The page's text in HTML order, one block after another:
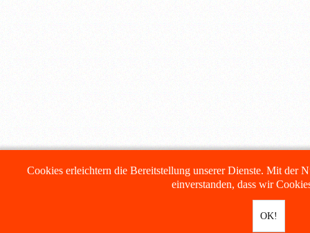
Cookies erleichtern die Bereitstellung unserer Dienste. Mit der
einverstanden, dass wir
OK!